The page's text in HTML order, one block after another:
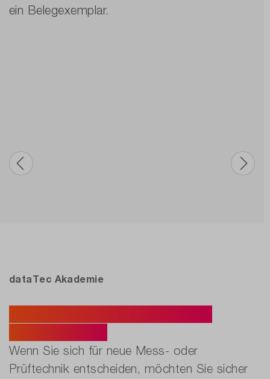
ein Belegexemplar.
dataTec Akademie
Wenn Sie sich für neue Mess- oder
Prüftechnik entscheiden, möchten Sie sicher